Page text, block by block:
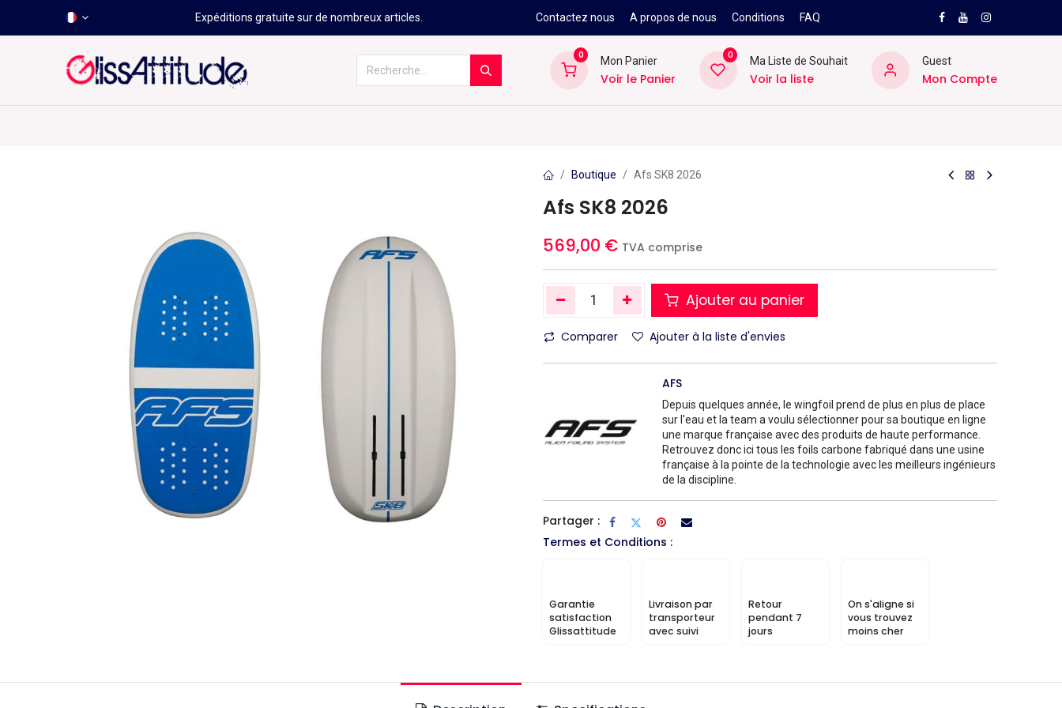
Expéditions gratuite sur de nombreux articles. Contactez nous A propos de nous Conditions FAQ
0
Mon Panier
Voir le Panier
0
Ma Liste de Souhait
Voir la liste
Guest
Mon Compte
Boutique Afs SK8 2026
Afs SK8 2026
569,00 € TVA comprise
Ajouter au panier
Comparer Ajouter à la liste d'envies
AFS
Depuis quelques année, le wingfoil prend de plus en plus de place
sur l'eau et la team a voulu sélectionner pour sa boutique en ligne
une marque française avec des produits de haute performance.
Retrouvez donc ici tous les foils carbone fabriqué dans une usine
française à la pointe de la technologie avec les meilleurs ingénieurs
de la discipline.
Partager :
Termes et Conditions :
Garantie
satisfaction
Glissattitude
Livraison par
transporteur
avec suivi
Retour
pendant 7
jours
On s'aligne si
vous trouvez
moins cher